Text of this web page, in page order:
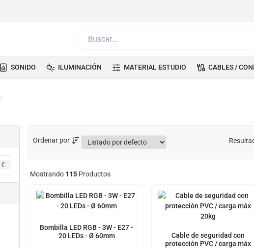
SONIDO ILUMINACIÓN MATERIAL ESTUDIO CABLES /
€
Ordenar por
Mostrando 115Productos
Bombilla LED RGB - 3W - E27 -
20 LEDs - Ø 60mm
Cable de seguridad con
protección PVC / carga máx